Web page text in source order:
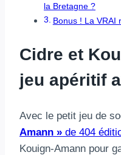
la Bretagne ?
Bonus ! La VRAI
Cidre et
jeu apéritif
Avec le petit jeu de
Amann » de 404
Kouign-Amann pour